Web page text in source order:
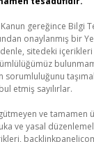
Kanun gereğince Bilgi
onaylanmış bir
sitedeki
sorumluluğunu
etmiş sayılırlar.
ve tamamen
ve yasal